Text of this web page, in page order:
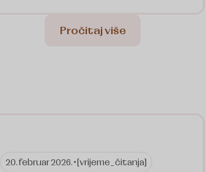
Pročitaj više
20. februar 2026. •[vrijeme_čitanja]